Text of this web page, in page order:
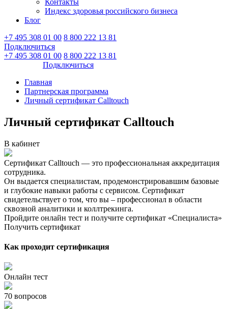
Контакты
Индекс здоровья российского бизнеса
Блог
+7 495 308 01 00 8 800 222 13 81
Подключиться
+7 495 308 01 00 8 800 222 13 81
Подключиться
Главная
Партнерская программа
Личный сертификат Calltouch
Личный сертификат Calltouch
В кабинет
Сертификат Calltouch — это профессиональная аккредитация
сотрудника.
Он выдается специалистам, продемонстрировавшим базовые
и глубокие навыки работы с сервисом. Сертификат
свидетельствует о том, что вы – профессионал в области
сквозной аналитики и коллтрекинга.
Пройдите онлайн тест и получите сертификат «Специалиста»
Получить сертификат
Как проходит сертификация
Онлайн тест
70 вопросов